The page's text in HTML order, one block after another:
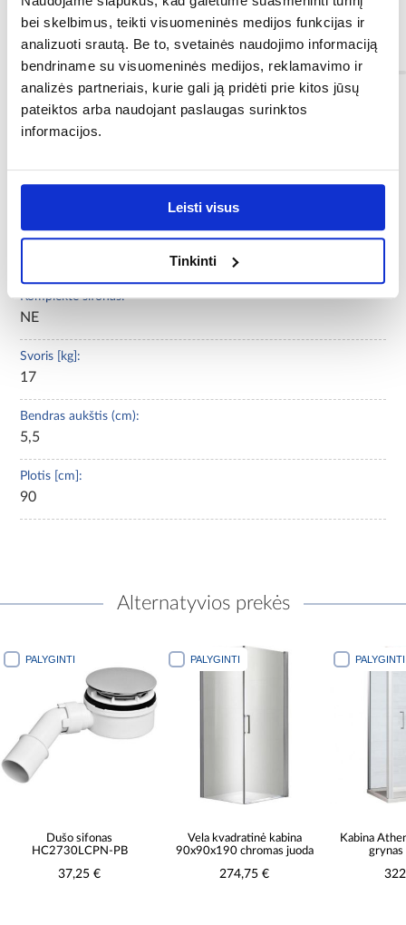
bei skelbimus, teikti visuomeninės medijos funkcijas ir
analizuoti srautą. Be to, svetainės naudojimo informaciją
bendriname su visuomeninės medijos, reklamavimo ir
analizės partneriais, kurie gali ją pridėti prie kitos jūsų
pateiktos arba naudojant paslaugas surinktos
informacijos.
Leisti visus
Tinkinti
Informacija
Forma:
kvadratas
Spindulys (cm):
Komplekte sifonas:
NE
Svoris [kg]:
17
Bendras aukštis (cm):
5,5
Plotis [cm]:
90
Alternatyvios prekės
PALYGINTI
Dušo sifonas
HC2730LCPN-PB
37,25 €
PALYGINTI
Vela kvadratinė kabina
90x90x190 chromas juoda
274,75 €
PALYGINTI
Kabina
grynas